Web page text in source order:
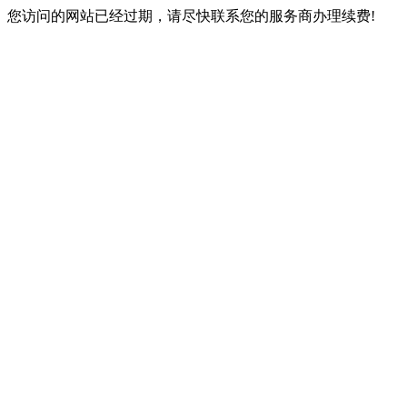
您访问的网站已经过期，请尽快联系您的服务商办理续费!